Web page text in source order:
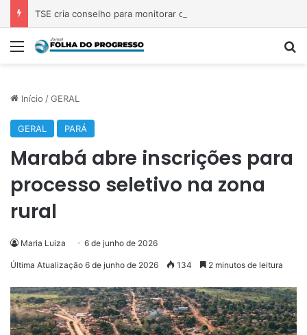
Menu
Início /GERAL
GERAL PARÁ
Marabá abre inscrições para
processo seletivo na zona
rural
Maria Luiza 6 de junho de 2026
Última Atualização 6 de junho de 2026 134 2 minutos de leitura